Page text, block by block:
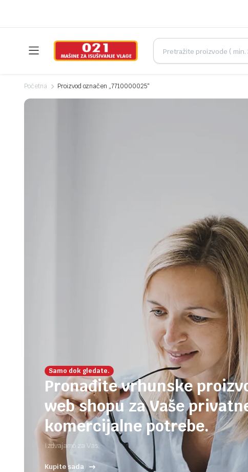
Početna Proizvod označen „7710000025“
Samo dok gledate.
Pronađite vrhunske
web shopu za Vaše
komercijalne potrebe.
Izdvajamo za Vas.
Kupite sada